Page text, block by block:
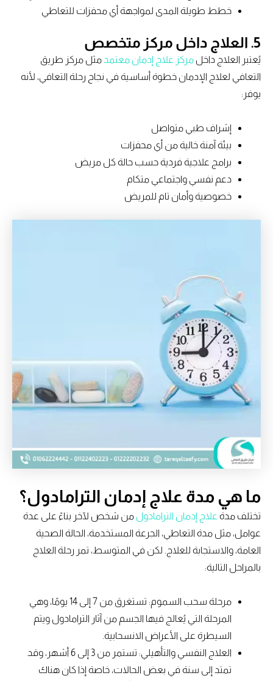
خطط طويلة المدى لمواجهة أي محفزات للتعاطي
5. العلاج داخل مركز متخصص
يُعتبر العلاج داخل مركز علاج إدمان معتمدمثل مركز طريق
التعافي لعلاج الإدمان خطوة أساسية في نجاح رحلة التعافي، لأنه
يوفر:
إشراف طبي متواصل
بيئة آمنة خالية من أي محفزات
برامج علاجية فردية حسب حالة كل مريض
دعم نفسي واجتماعي متكام
خصوصية وأمان تام للمريض
ما هي مدة علاج إدمان الترامادول؟
تختلف مدةعلاج إدمان الترامادول من شخص لآخر بناءً على عدة
عوامل، مثل مدة التعاطي، الجرعة المستخدمة، الحالة الصحية
العامة، والاستجابة للعلاج. لكن في المتوسط، تمر رحلة العلاج
بالمراحل التالية:
مرحلة سحب السموم: تستغرق من 7 إلى 14 يومًا، وهي
المرحلة التي يُعالج فيها الجسم من آثار الترامادول ويتم
السيطرة على الأعراض الانسحابية.
العلاج النفسي والتأهيلي: تستمر من 3 إلى 6 أشهر، وقد
تمتد إلى سنة في بعض الحالات، خاصة إذا كان هناك